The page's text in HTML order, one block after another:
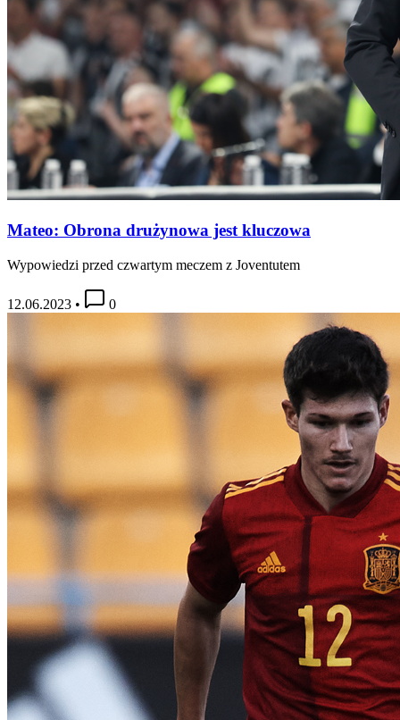
Mateo: Obrona drużynowa jest kluczowa
Wypowiedzi przed czwartym meczem z Joventutem
12.06.2023 • 0